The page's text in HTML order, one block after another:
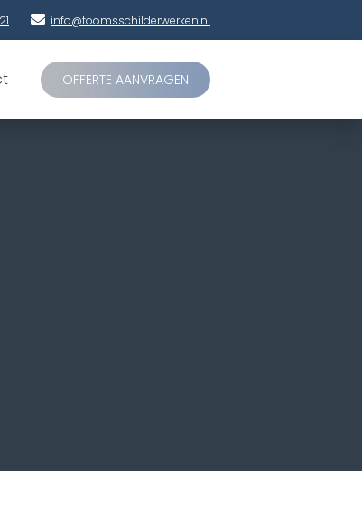
info@toomsschilderwerken.nl
OFFERTE AANVRAGEN